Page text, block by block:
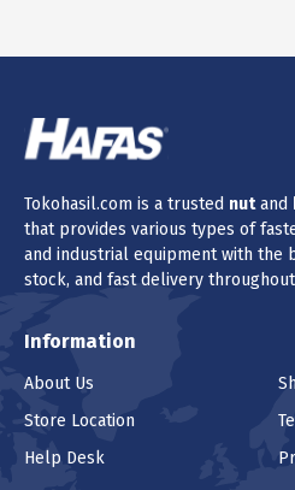
Produk ini tidak
Jumlah
MUR UNC
(1 - 74 pcs) Rp 14.350
(450 - 9999999
Tokohasil.com is a trusted nutand
that provides various types of
and industrial equipment with the
stock, and fast delivery
Information
About Us
Store Location
Help Desk